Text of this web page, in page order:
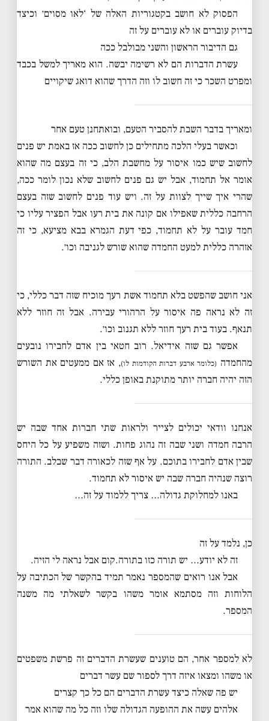
הפסוק לא חושב בקטגוריות האלה של ‘לאו מסוים׳ וכיצד
בדיוק עוברים או לא עוברים על זה
גם הדיבור הראשון והשני מבולבל ככה
עשרת הדברות הם לא רשימה יבשה. הוא מאריך למשל בכבד
ומפרט השכר כי זה חשוב לו וזה הדרך שהוא דואג שיקויים
ומאריך בדבר השבת להסביר הטעם, ובואתחנן טעם אחר
וכאשר בעלי הלכה מתחילים כן לחשוב ככה אז באמת יש פנים
לחשוב שיש כמו איסור על מחשבת הלב, כי זה בעצם מה שהוא
אומר אל תחמוד, אבל יש גם פנים לחשוב שלא נכון לומר ככה,
שהרי איך שייך לצוות על זה. ויש עוד פנים לחשוב שזה בעצם
הרחבה כללית שאפילו אם קונה את בית רעו אבל הפציר עליו כי
חמד עובר על לא תחמוד, כפי דעת הגמרא בבא מציעא, כי זה
אזהרה כללית למעט החמדה שהוא שורש לגניבה וכו׳.
אני חושב שהפשט בלא תחמוד אשת רעך מוכיח שזה דבר כללי, כי
זה לא נראה פה איסור על הרהורי עבירה. אבל זה חוזר ללא
תנאף. בעוד בית רעך חוזר ללא תגנוב וכו׳.
אפשר גם שזה אידיאל. רוב חטאי בין אדם לחבירו נובעים
מהחמדה (כלומר ארבע דברות הקודמות לו), אז אם ממעטים את השורש
הזה יהיה חברה יותר מתוקנת באופן כללי.
אנחנו וודאי יכולים לצייר ולראות שתי חברות אחד שבה יש
הרבה חמדה ושני שבה זה נהוג פחות. ושזה משפיע על כל היחס
שבין אדם לחבירו בתוכם. על אף שזה לכאורה דבר שבלב. התורה
רוצה שנהיה חברה שבה יש איסור לא תחמוד.
באנו למחלוקת גדולה… צריך ללמוד על זה…
כן, נלמד על זה
זה לא יודע… יש תורה כזו בתורה.קום אבל נראה לי הזיה.
אבל אנו רואים שהמספר נאמר תמיד בהקשר של הכתיבה על
הלוחות וזה מסתמא אומר משהו בקשר לשאלתי מה משנה
המספר.
לא למספר אחר, הם טוענים שעשרת הדברים זה פרשת משפטים
או משהו ומצאו איזה דרך לספור שם עשר דברים
יש פה שאלה כיצד עשרת הדברים הם כל כך קצרים
אלהים עשה את ההופעה הגדולה שלו וזה כל מה שהוא אמר